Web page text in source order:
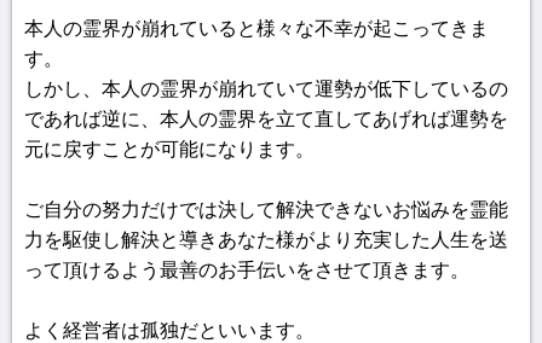
本人の霊界が崩れていると様々な不幸が起こってきま
す。
しかし、本人の霊界が崩れていて運勢が低下しているの
であれば逆に、本人の霊界を立て直してあげれば運勢を
元に戻すことが可能になります。
ご自分の努力だけでは決して解決できないお悩みを霊能
力を駆使し解決と導きあなた様がより充実した人生を送
って頂けるよう最善のお手伝いをさせて頂きます。
よく経営者は孤独だといいます。